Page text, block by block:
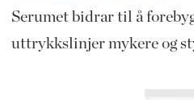
Serumet bidrar til å
uttrykkslinjer mykere og